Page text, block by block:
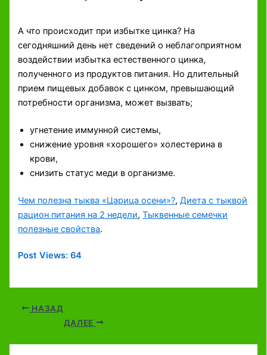
А что происходит при избытке цинка? На
сегодняшний день нет сведений о неблагоприятном
воздействии избытка естественного цинка,
полученного из продуктов питания. Но длительный
прием пищевых добавок с цинком, превышающий
потребности организма, может вызвать;
угнетение иммунной системы,
снижение уровня «хорошего» холестерина в
крови,
снизить статус меди в организме.
Чем полезна тыква «Царица осени»?,Диета с тыквой
рацион питания на 2 недели,Тыквенные семечки
полезные свойства.
Post Views: 64
НАЗАД
ДАЛЕЕ